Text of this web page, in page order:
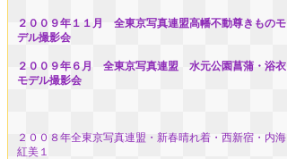
２００９年１１月 全東京写真連盟高幡不動尊きものモ
デル撮影会
２００９年６月 全東京写真連盟 水元公園菖蒲・浴衣
モデル撮影会
２００８年全東京写真連盟・新春晴れ着・西新宿・内海
紅美１